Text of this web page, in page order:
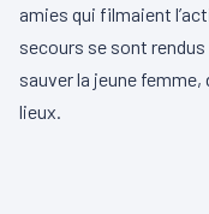
amies qui filmaient
secours se sont
sauver la jeune
lieux.